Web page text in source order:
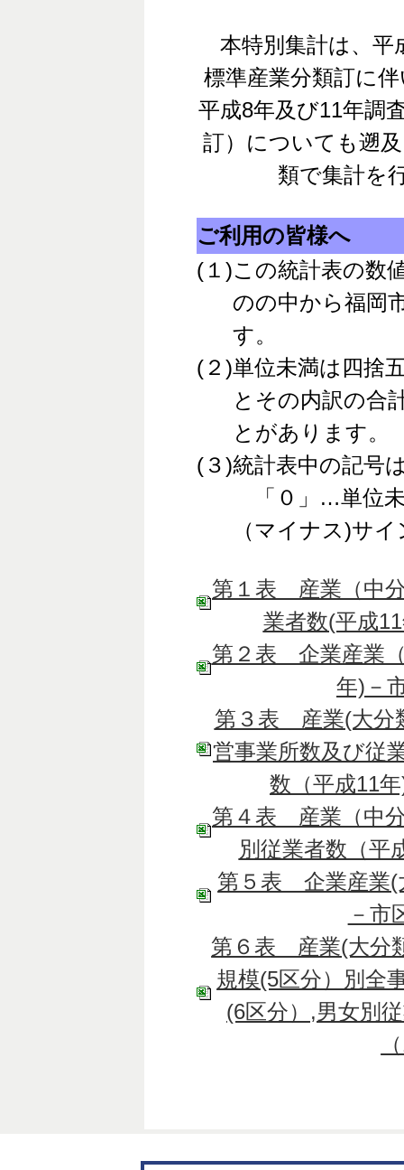
本特別集計は、平
標準産業分類訂に
平成8年及び11年調
訂）についても遡
類で集計を
ご利用の皆様へ
(１)この統計表の数
のの中から福岡
す。
(２)単位未満は四捨
とその内訳の合
とがあります。
(３)統計表中の記号
「０」…単位
（マイナス)サ
第１表 産業（中
業者数(平成
第２表 企業産業
年)－
第３表 産業(大分
営事業所数及び従
数（平成11
第４表 産業（中
別従業者数（平
第５表 企業産業(
－市
第６表 産業(大分
規模(5区分）別全
(6区分）,男女別